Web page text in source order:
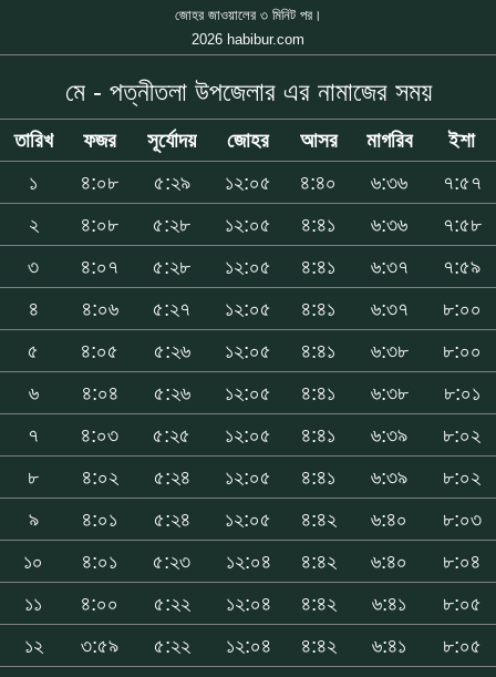
জোহর জাওয়ালের ৩ মিনিট পর।
2026 habibur.com
মে - পত্নীতলা উপজেলার এর নামাজের সময়
তারিখ ফজর সূর্যোদয় জোহর আসর মাগরিব
ইশা
১
৪:০৮ ৫:২৯ ১২:০৫ ৪:৪০ ৬:৩৬
৭:৫৭
২
৪:০৮ ৫:২৮ ১২:০৫ ৪:৪১ ৬:৩৬
৭:৫৮
৩
৪:০৭ ৫:২৮ ১২:০৫ ৪:৪১ ৬:৩৭
৭:৫৯
৪
৪:০৬ ৫:২৭ ১২:০৫ ৪:৪১ ৬:৩৭
৮:০০
৫
৪:০৫ ৫:২৬ ১২:০৫ ৪:৪১ ৬:৩৮
৮:০০
৬
৪:০৪ ৫:২৬ ১২:০৫ ৪:৪১ ৬:৩৮
৮:০১
৭
৪:০৩ ৫:২৫ ১২:০৫ ৪:৪১ ৬:৩৯
৮:০২
৮
৪:০২ ৫:২৪ ১২:০৫ ৪:৪১ ৬:৩৯
৮:০২
৯
৪:০১ ৫:২৪ ১২:০৫ ৪:৪২ ৬:৪০
৮:০৩
১০
৪:০১ ৫:২৩ ১২:০৪ ৪:৪২ ৬:৪০
৮:০৪
১১
৪:০০ ৫:২২ ১২:০৪ ৪:৪২ ৬:৪১
৮:০৫
১২
৩:৫৯ ৫:২২ ১২:০৪ ৪:৪২ ৬:৪১
৮:০৫